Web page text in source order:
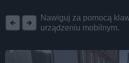
Nawiguj za pomocą
urządzeniu mobilnym.